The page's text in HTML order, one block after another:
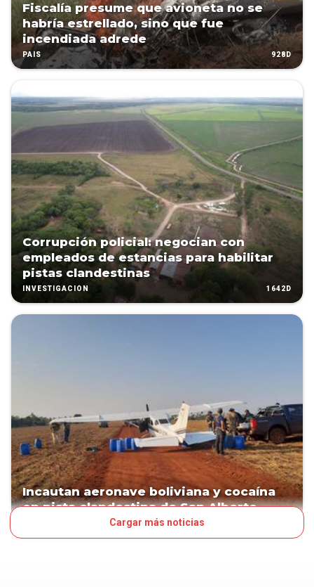
Fiscalía presume que avioneta no se
habría estrellado, sino que fue
incendiada adrede
PAÍS 928D
Corrupción policial: negocian con
empleados de estancias para habilitar
pistas clandestinas
INVESTIGACIÓN 1642D
Incautan aeronave boliviana y cocaína
en pista clandestina de San Alberto
Cargar más noticias